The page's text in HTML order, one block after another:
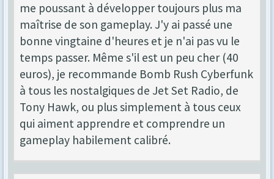
me poussant à développer toujours plus ma
maîtrise de son gameplay. J'y ai passé une
bonne vingtaine d'heures et je n'ai pas vu le
temps passer. Même s'il est un peu cher (40
euros), je recommande Bomb Rush Cyberfunk
à tous les nostalgiques de Jet Set Radio, de
Tony Hawk, ou plus simplement à tous ceux
qui aiment apprendre et comprendre un
gameplay habilement calibré.